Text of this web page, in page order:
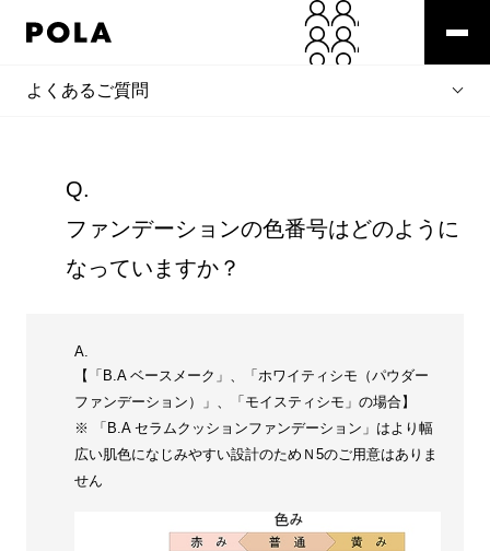
よくあるご質問
Q.
ファンデーションの色番号はどのように
なっていますか？
A.
【「B.A ベースメーク」、「ホワイティシモ（パウダー
ファンデーション）」、「モイスティシモ」の場合】
※ 「B.A セラムクッションファンデーション」はより幅
広い肌色になじみやすい設計のためＮ5のご用意はありま
せん